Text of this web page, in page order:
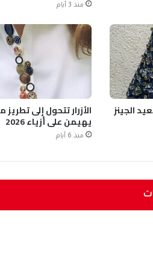
منذ 3 أيام
الجينز الأزرار تتحول إلى تطريز
يهيمن على أزياء 2026
منذ 6 أيام